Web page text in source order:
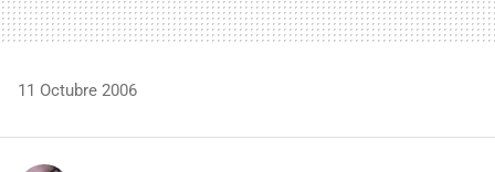
11 Octubre 2006